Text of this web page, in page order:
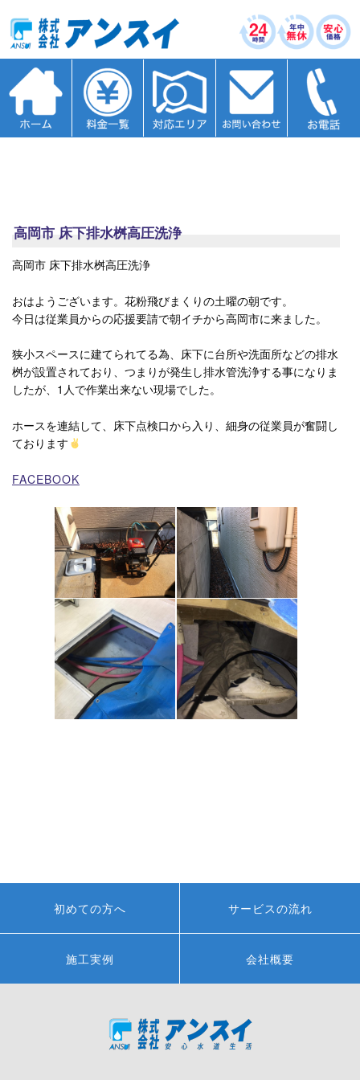
高岡市 床下排水桝高圧洗浄
高岡市 床下排水桝高圧洗浄
おはようございます。花粉飛びまくりの土曜の朝です。
今日は従業員からの応援要請で朝イチから高岡市に来ました。
狭小スペースに建てられてる為、床下に台所や洗面所などの排水
桝が設置されており、つまりが発生し排水管洗浄する事になりま
したが、1人で作業出来ない現場でした。
ホースを連結して、床下点検口から入り、細身の従業員が奮闘し
ております
FACEBOOK
初めての方へ サービスの流れ
施工実例 会社概要